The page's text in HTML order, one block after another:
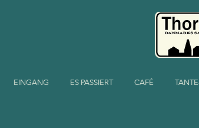
EINGANG ES PASSIERT CAFÉ